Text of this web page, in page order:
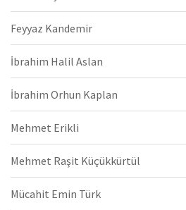
Feyyaz Kandemir
İbrahim Halil Aslan
İbrahim Orhun Kaplan
Mehmet Erikli
Mehmet Raşit Küçükkürtül
Mücahit Emin Türk